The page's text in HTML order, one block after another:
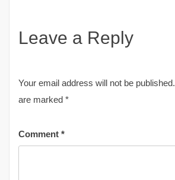
Leave a Reply
Your email address will not be published.
are marked *
Comment *